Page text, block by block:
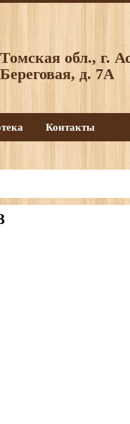
Контакты
Томская обл., г.
Береговая, д. 7А